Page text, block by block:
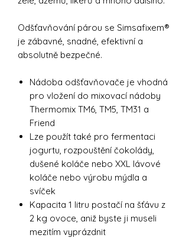
Odšťavňování párou se Simsafixem®
je zábavné, snadné, efektivní a
absolutně bezpečné.
Nádoba odšťavňovače je vhodná
pro vložení do mixovací nádoby
Thermomix TM6, TM5, TM31 a
Friend
Lze použít také pro fermentaci
jogurtu, rozpouštění čokolády,
dušené koláče nebo XXL lávové
koláče nebo výrobu mýdla a
svíček
Kapacita 1 litru postačí na šťávu z
2 kg ovoce, aniž byste ji museli
mezitím vyprázdnit